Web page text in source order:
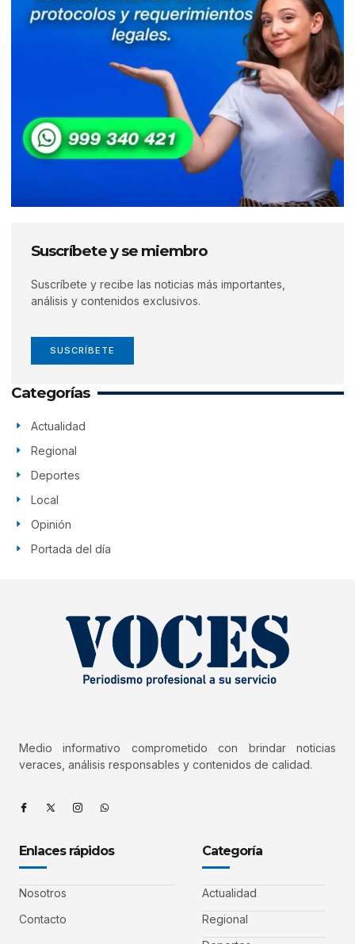
Suscríbete y se miembro
Suscríbete y recibe las noticias más importantes,
análisis y contenidos exclusivos.
SUSCRÍBETE
Categorías
Actualidad
Regional
Deportes
Local
Opinión
Portada del día
Medio informativo comprometido con brindar noticias
veraces, análisis responsables y contenidos de calidad.
Enlaces rápidos
Nosotros
Contacto
Categoría
Actualidad
Regional